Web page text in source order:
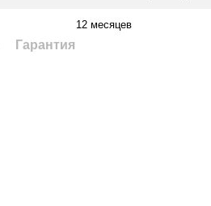
12 месяцев
Гарантия